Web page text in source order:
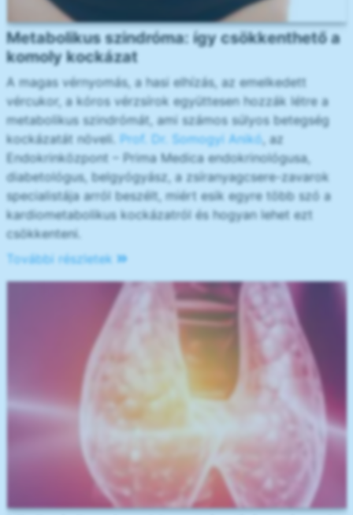
Metabolikus szindróma: így csökkenthető a
komoly kockázat
A magas vérnyomás, a hasi elhízás, az emelkedett
vércukor, a kóros vérzsírok együttesen hozzák létre a
metabolikus szindrómát, ami számos súlyos betegség
kockázatát növeli. Prof. Dr. Somogyi Anikó, az
Endokrinközpont – Prima Medica endokrinológusa,
diabetológus, belgyógyász, a zsíranyagcsere-zavarok
specialistája arról beszélt, miért esik egyre több szó a
kardiometabolikus kockázatról és hogyan lehet ezt
csökkenteni.
További részletek